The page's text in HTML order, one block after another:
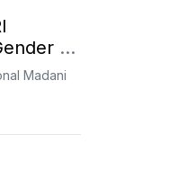
di
Madani